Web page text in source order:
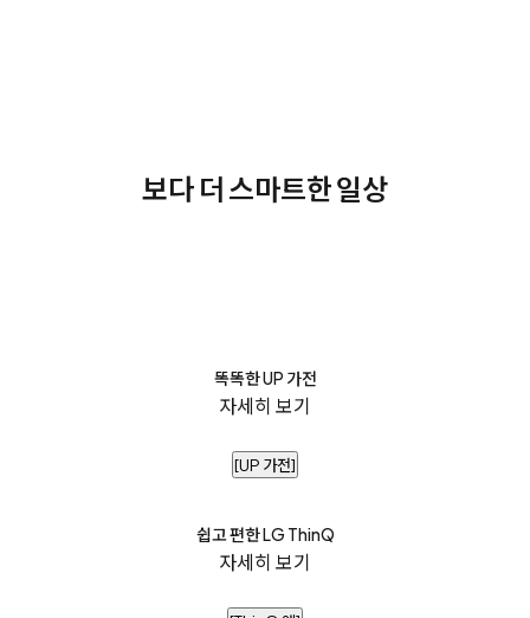
보다 더 스마트한 일상
똑똑한 UP 가전
자세히 보기
[UP 가전]
쉽고 편한 LG ThinQ
자세히 보기